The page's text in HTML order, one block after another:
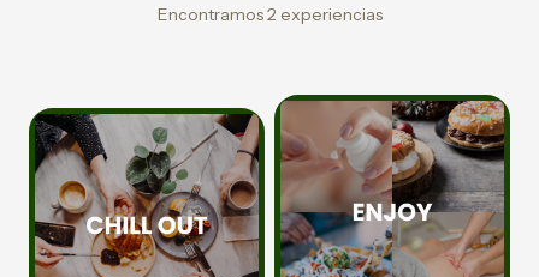
Encontramos 2 experiencias